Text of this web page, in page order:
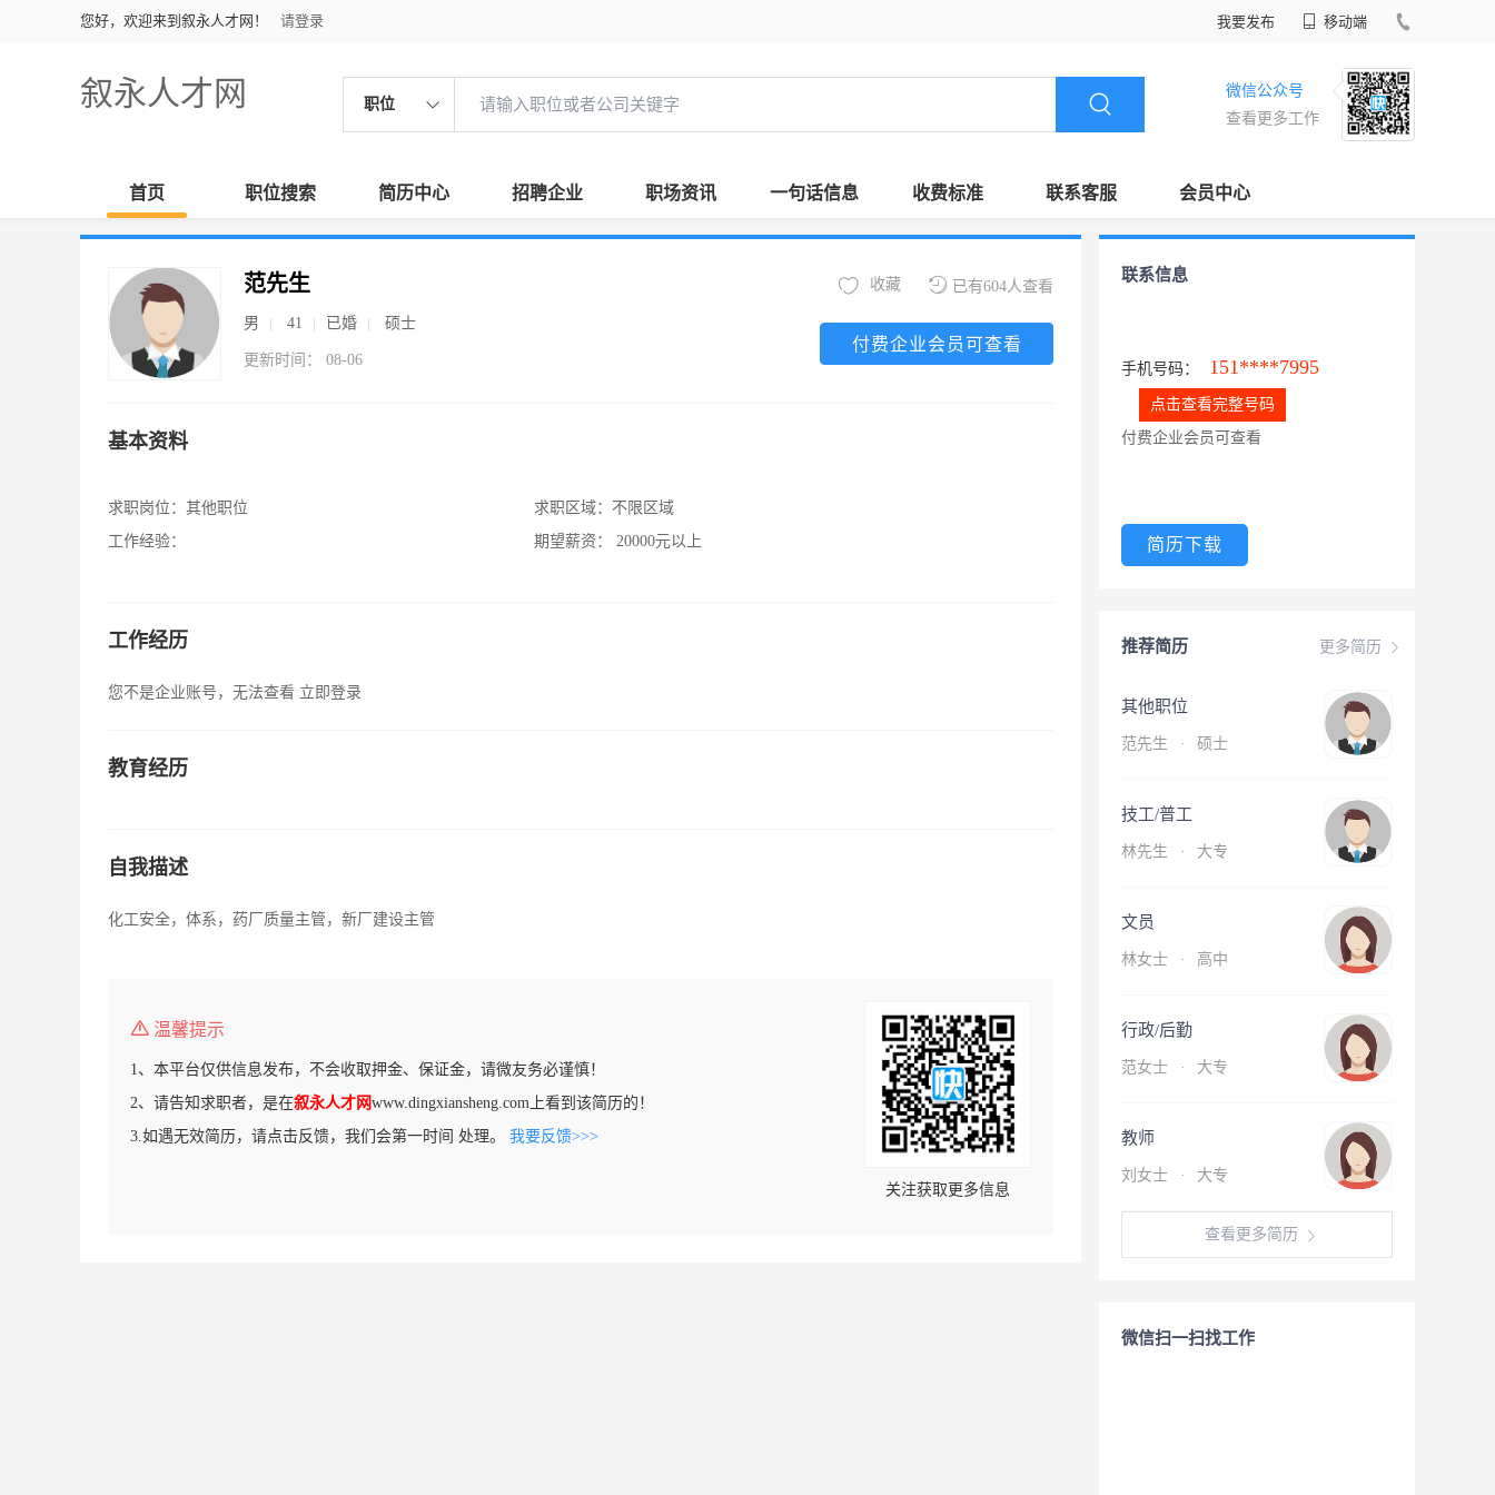
您好，欢迎来到叙永人才网！ 请登录 我要发布 移动端
叙永人才网 职位
微信公众号
查看更多工作
首页 职位搜索 简历中心 招聘企业 职场资讯 一句话信息 收费标准 联系客服 会员中心
范先生
男 41 已婚 硕士
更新时间： 08-06
已有604人查看
收藏
付费企业会员可查看
基本资料
求职岗位： 其他职位
工作经验：
求职区域： 不限区域
期望薪资：
20000元以上
工作经历
您不是企业账号，无法查看 立即登录
教育经历
自我描述
化工安全，体系，药厂质量主管，新厂建设主管
温馨提示
1、本平台仅供信息发布，不会收取押金、保证金，请微友务必谨慎！
2、请告知求职者，是在叙永人才网www.dingxiansheng.com上看到该简历的！
3.如遇无效简历，请点击反馈，我们会第一时间 处理。 我要反馈>>>
关注获取更多信息
联系信息
手机号码： 151****7995
点击查看完整号码
付费企业会员可查看
简历下载
更多简历
推荐简历
其他职位
范先生 · 硕士
技工/普工
林先生 · 大专
文员
林女士 · 高中
行政/后勤
范女士 · 大专
教师
刘女士 · 大专
查看更多简历
微信扫一扫找工作